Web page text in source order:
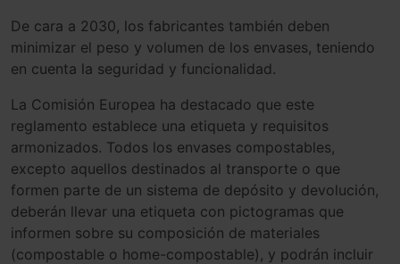
De cara a 2030, los fabricantes también deben
minimizar el peso y volumen de los envases, teniendo
en cuenta la seguridad y funcionalidad.
La Comisión Europea ha destacado que este
reglamento establece una etiqueta y requisitos
armonizados. Todos los envases compostables,
excepto aquellos destinados al transporte o que
formen parte de un sistema de depósito y devolución,
deberán llevar una etiqueta con pictogramas que
informen sobre su composición de materiales
(compostable o home-compostable), y podrán incluir